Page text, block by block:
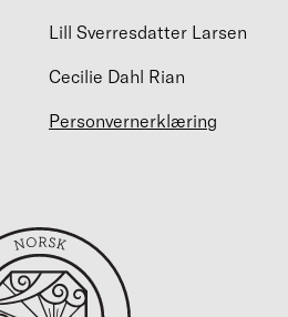
Lill Sverresdatter Larsen
Cecilie Dahl Rian
Personvernerklæring